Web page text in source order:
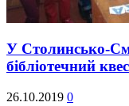
У Столинсько-
бібліотечний
26.10.2019 0